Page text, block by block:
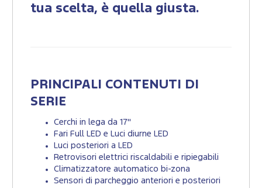
tua scelta, è quella giusta.
PRINCIPALI CONTENUTI DI
SERIE
Cerchi in lega da 17"
Fari Full LED e Luci diurne LED
Luci posteriori a LED
Retrovisori elettrici riscaldabili e ripiegabili
Climatizzatore automatico bi-zona
Sensori di parcheggio anteriori e posteriori